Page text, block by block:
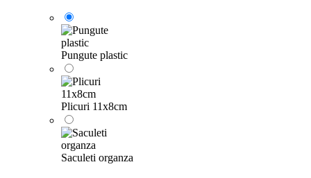
Pungute plastic
Plicuri 11x8cm
Saculeti organza